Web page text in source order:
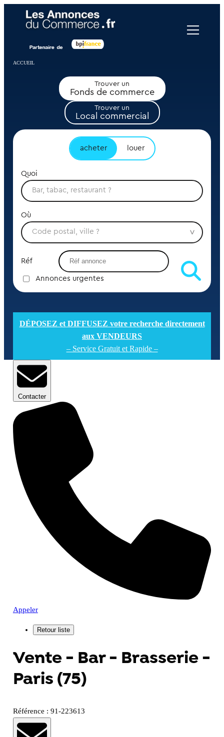
ACCUEIL
Trouver un
Fonds de commerce
Trouver un
Local commercial
acheter louer
Quoi
Où
Réf
Annonces urgentes
DÉPOSEZ et DIFFUSEZ votre recherche directement
aux VENDEURS
– Service Gratuit et Rapide –
Contacter
Appeler
Vente - Bar - Brasserie -
Paris (75)
Référence : 91-223613
Panneau de gestion des cookies